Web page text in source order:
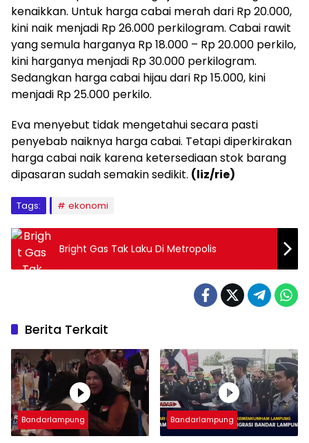
kenaikkan. Untuk harga cabai merah dari Rp 20.000,
kini naik menjadi Rp 26.000 perkilogram. Cabai rawit
yang semula harganya Rp 18.000 – Rp 20.000 perkilo,
kini harganya menjadi Rp 30.000 perkilogram.
Sedangkan harga cabai hijau dari Rp 15.000, kini
menjadi Rp 25.000 perkilo.
Eva menyebut tidak mengetahui secara pasti
penyebab naiknya harga cabai. Tetapi diperkirakan
harga cabai naik karena ketersediaan stok barang
dipasaran sudah semakin sedikit. (liz/rie)
Tags: ekonomi
Bright Gas Tak Laku Di Metropolis
Berita Terkait
Bandarlampung Bandarlampung